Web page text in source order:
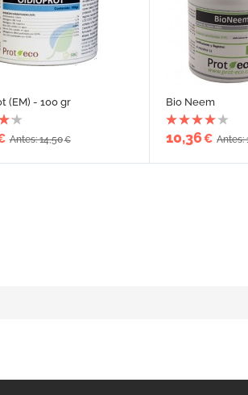
(EM) - 100 gr
Antes: 14,50€
Bio Neem
10,36€ Antes: